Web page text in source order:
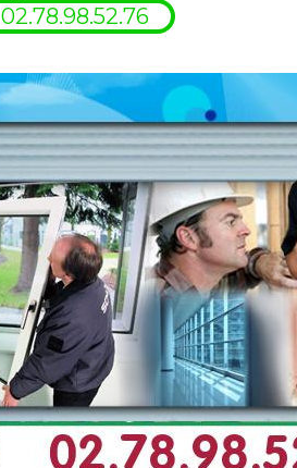
02.78.98.52.76